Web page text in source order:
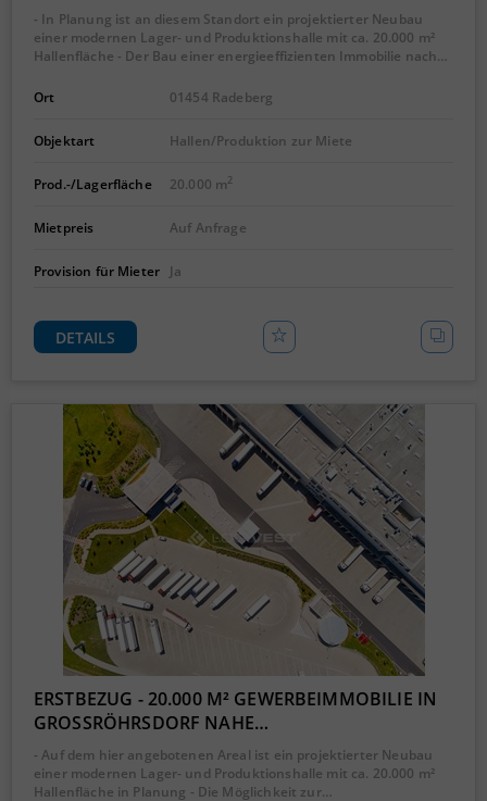
- In Planung ist an diesem Standort ein projektierter Neubau
einer modernen Lager- und Produktionshalle mit ca. 20.000 m²
Hallenfläche - Der Bau einer energieeffizienten Immobilie nach…
Ort 01454 Radeberg
Objektart Hallen/Produktion zur Miete
Prod.-/Lagerfläche 20.000 m2
Mietpreis Auf Anfrage
Provision für Mieter Ja
DETAILS
ERSTBEZUG - 20.000 M² GEWERBEIMMOBILIE IN
GROSSRÖHRSDORF NAHE…
- Auf dem hier angebotenen Areal ist ein projektierter Neubau
einer modernen Lager- und Produktionshalle mit ca. 20.000 m²
Hallenfläche in Planung - Die Möglichkeit zur…